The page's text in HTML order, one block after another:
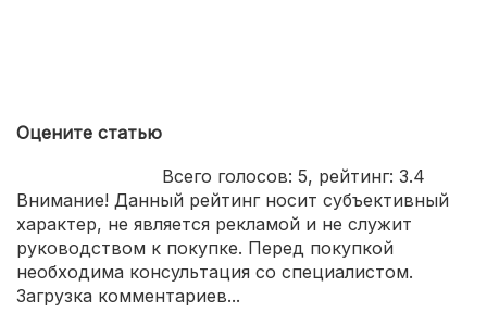
Оцените статью
Всего голосов: 5, рейтинг: 3.4
Внимание! Данный рейтинг носит субъективный
характер, не является рекламой и не служит
руководством к покупке. Перед покупкой
необходима консультация со специалистом.
Загрузка комментариев...